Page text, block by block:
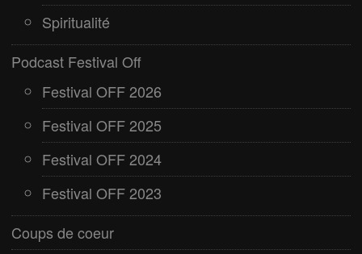
Spiritualité
Podcast Festival Off
Festival OFF 2026
Festival OFF 2025
Festival OFF 2024
Festival OFF 2023
Coups de coeur